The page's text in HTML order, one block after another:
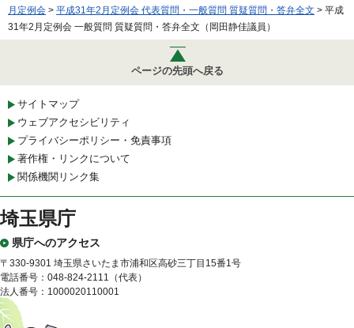
月定例会 > 平成31年2月定例会 代表質問・一般質問 質疑質問・答弁全文 > 平成
31年2月定例会 一般質問 質疑質問・答弁全文（岡田静佳議員）
ページの先頭へ戻る
サイトマップ
ウェブアクセシビリティ
プライバシーポリシー・免責事項
著作権・リンクについて
関係機関リンク集
埼玉県庁
県庁へのアクセス
〒330-9301 埼玉県さいたま市浦和区高砂三丁目15番1号
電話番号：048-824-2111（代表）
法人番号：1000020110001